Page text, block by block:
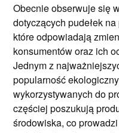
Obecnie obserwuje się
dotyczących pudełek
które odpowiadają
konsumentów oraz ich
Jednym z
popularność
wykorzystywanych do
częściej poszukują
środowiska, co